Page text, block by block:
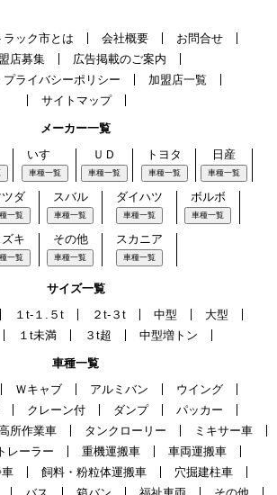
ラック市とは 会社概要
お問合せ
店募集
広告掲載のご案内
プライバシーポリシー
加盟店一覧
サイトマップ
メーカー一覧
いすゞ
車種一覧
ＵＤ
車種一覧
トヨタ
車種一覧
日産
車種一覧
ツダ
一覧
スバル
車種一覧
ダイハツ
車種一覧
ボルボ
車種一覧
ズキ
一覧
その他
車種一覧
スカニア
車種一覧
サイズ一覧
１t-１.５t ２t-３t 中型
大型
１t未満 ３t超 中型増トン
車種一覧
Ｗキャブ アルミバン
ウイング
クレーン付 ダンプ
パッカー
所作業車 タンクローリー
ミキサー車
レーラー
重機運搬車
車両運搬車
飼料・粉粒体運搬車
穴掘建柱車